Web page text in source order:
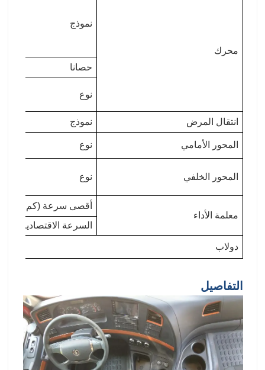
محرك
نموذج
حصانا
نوع
انتقال المرض نموذج
المحور الأمامي نوع
المحور الخلفي نوع
معلمة الأداء
أقصى سرعة (كم /
السرعة الاقتصادية
دولاب
التفاصيل